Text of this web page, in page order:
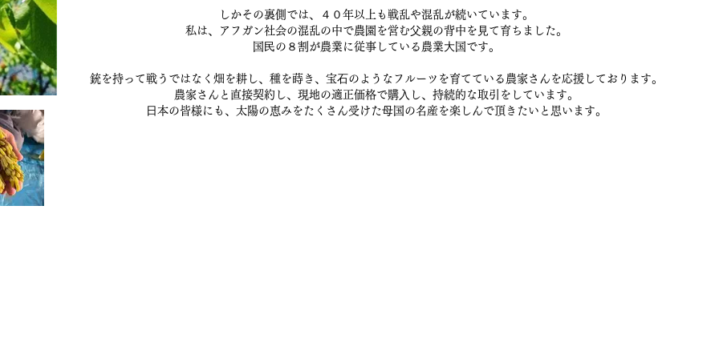
しかその裏側では、４０年以上も戦乱や混乱が続いています。
私は、アフガン社会の混乱の中で農園を営む⽗親の背中を⾒て育ちました。
国⺠の８割が農業に従事している農業⼤国です。
銃を持って戦うではなく畑を耕し、種を蒔き、宝⽯のようなフルーツを育てている農家さんを応援しております。
農家さんと直接契約し、現地の適正価格で購⼊し、持続的な取引をしています。
⽇本の皆様にも、太陽の恵みをたくさん受けた⺟国の名産を楽しんで頂きたいと思います。